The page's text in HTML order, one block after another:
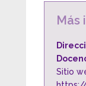
Más
Sitio